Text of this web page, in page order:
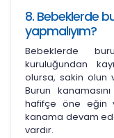
8. Bebeklerde
yapmalıyım?
Bebeklerde
kuruluğundan
olursa, sakin olun
Burun
hafifçe öne eğin
kanama devam
vardır.